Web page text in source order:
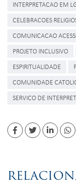
INTERPRETACAO EM
CELEBRACOES
COMUNICACAO
PROJETO INCLUSIVO
ESPIRITUALIDADE
COMUNIDADE
SERVICO DE
FacebookTwitterLinkedin